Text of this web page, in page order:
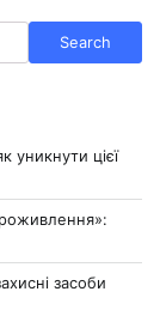
Search
уникнути цієї
засоби